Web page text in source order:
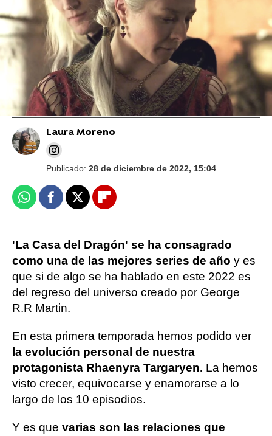
'La Casa del Dragón': La peligrosa solución
casera de Emma D'Arcy para su pelo y lograr
el papel de Rhaenyra
Laura Moreno
Publicado: 28 de diciembre de 2022, 15:04
WhatsappFacebook
X Flipboard
'La Casa del Dragón' se ha consagrado
como una de las mejores series de año y es
que si de algo se ha hablado en este 2022 es
del regreso del universo creado por George
R.R Martin.
En esta primera temporada hemos podido ver
la evolución personal de nuestra
protagonista Rhaenyra Targaryen. La hemos
visto crecer, equivocarse y enamorarse a lo
largo de los 10 episodios.
Y es que varias son las relaciones que